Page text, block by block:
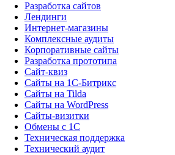
Разработка сайтов
Лендинги
Интернет-магазины
Комплексные аудиты
Корпоративные сайты
Разработка прототипа
Сайт-квиз
Сайты на 1С-Битрикс
Сайты на Tilda
Сайты на WordPress
Сайты-визитки
Обмены с 1С
Техническая поддержка
Технический аудит